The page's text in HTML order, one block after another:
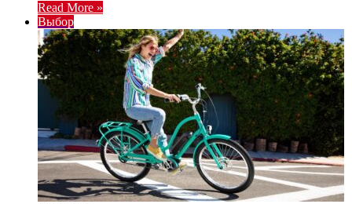
Read More »
Выбор